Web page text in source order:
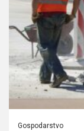
Gospodarstvo